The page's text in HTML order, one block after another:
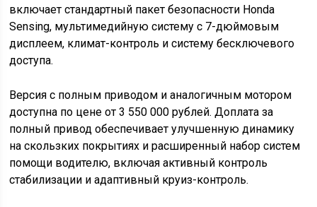
включает стандартный пакет безопасности Honda
Sensing, мультимедийную систему с 7-дюймовым
дисплеем, климат-контроль и систему бесключевого
доступа.
Версия с полным приводом и аналогичным мотором
доступна по цене от 3 550 000 рублей. Доплата за
полный привод обеспечивает улучшенную динамику
на скользких покрытиях и расширенный набор систем
помощи водителю, включая активный контроль
стабилизации и адаптивный круиз-контроль.